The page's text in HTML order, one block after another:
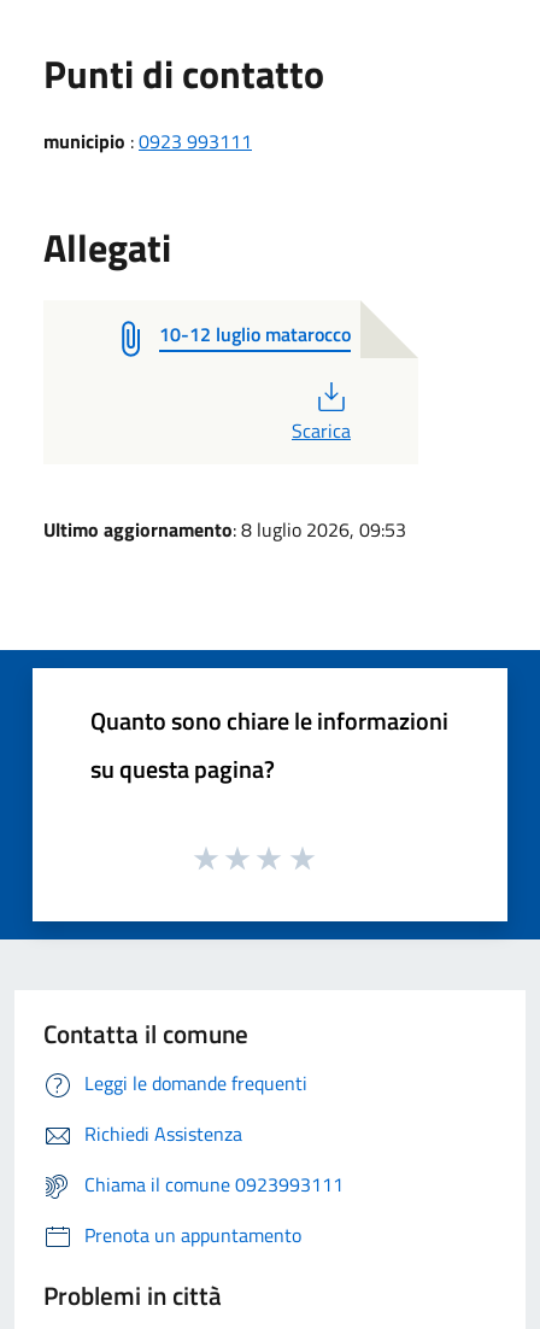
Punti di contatto
municipio :0923 993111
Allegati
10-12 luglio matarocco
Scarica
Ultimo aggiornamento: 8 luglio 2026, 09:53
Quanto sono chiare le informazioni
su questa pagina?
Contatta il comune
Leggi le domande frequenti
Richiedi Assistenza
Chiama il comune 0923993111
Prenota un appuntamento
Problemi in città